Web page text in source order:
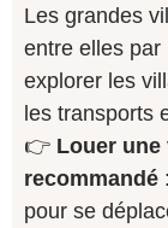
Les grandes
entre elles par
explorer les
les transports
👉 Louer
recommandé
pour se